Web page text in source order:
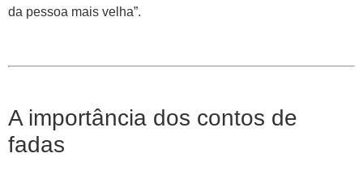
da pessoa mais velha”.
A importância dos contos de
fadas